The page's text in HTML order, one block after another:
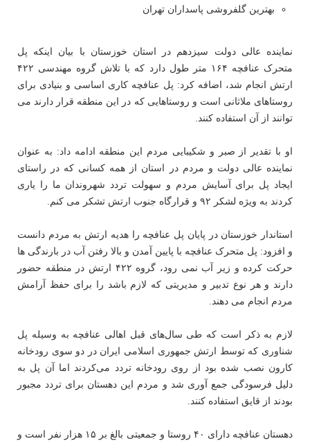
بهترین گلفروشی پاسداران تهران
نماینده عالی دولت سیزدهم در استان خوزستان با بیان اینکه پل
متحرک عنافچه ۱۶۴ متر طول دارد که با تلاش گروه مهندسی ۴۲۲
ارتش انجام شد، اضافه کرد: پل عنافچه کاری اساسی و بنیادی برای
روستاهای ملاثانی است و روستاهایی که در این منطقه قرار دارند می
توانند از آن استفاده کنند.
او با تقدیر از صبر و شکیبایی مردم این منطقه ادامه داد: به عنوان
نماینده عالی دولت و مردم در استان از همه کسانی که در راستای
ایجاد پل برای آسایش مردم و سهولت تردد شهروندان ما را یاری
کردند به ویژه لشکر ۹۲ و قرارگاه جنوب ارتش تشکر می کنم.
استاندار خوزستان در پایان پل عنافچه را هدیه ارتش به مردم دانست
و افزود: پل متحرک عنافچه با پایین آمدن و بالا رفتن آب در بارندگی ها
حرکت کرده و زیر آب نمی رود، گروه ۴۲۲ ارتش در منطقه حضور
دارند و هر نوع تدبیر و مدیریتی که لازم باشد را برای حفظ آرامش
مردم انجام می دهند.
لازم به ذکر است که طی سال‌های قبل اهالی عنافچه به وسیله پل
شناوری که توسط ارتش جمهوری اسلامی ایران در دو سوی رودخانه
کارون نصب شده بود از روی رودخانه تردد می‌کردند اما آن پل به
دلیل فرسودگی جمع ‌آوری شد و مردم این دهستان برای تردد مجبور
بودند از قایق استفاده کنند.
دهستان عنافچه دارای ۴۰ روستا و جمعیتی بالغ بر ۱۵ هزار نفر است و